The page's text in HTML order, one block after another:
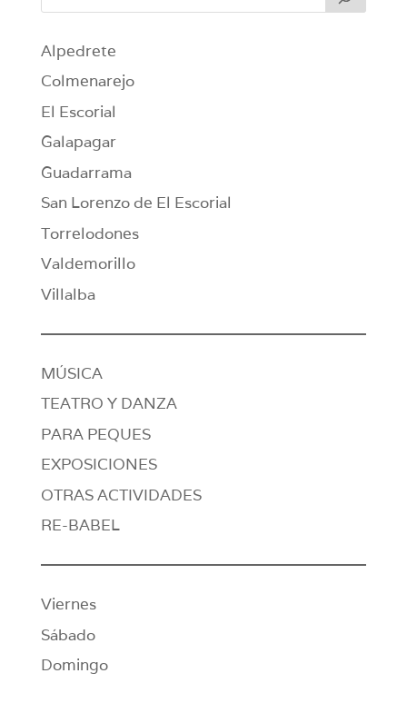
Alpedrete
Colmenarejo
El Escorial
Galapagar
Guadarrama
San Lorenzo de El Escorial
Torrelodones
Valdemorillo
Villalba
MÚSICA
TEATRO Y DANZA
PARA PEQUES
EXPOSICIONES
OTRAS ACTIVIDADES
RE-BABEL
Viernes
Sábado
Domingo